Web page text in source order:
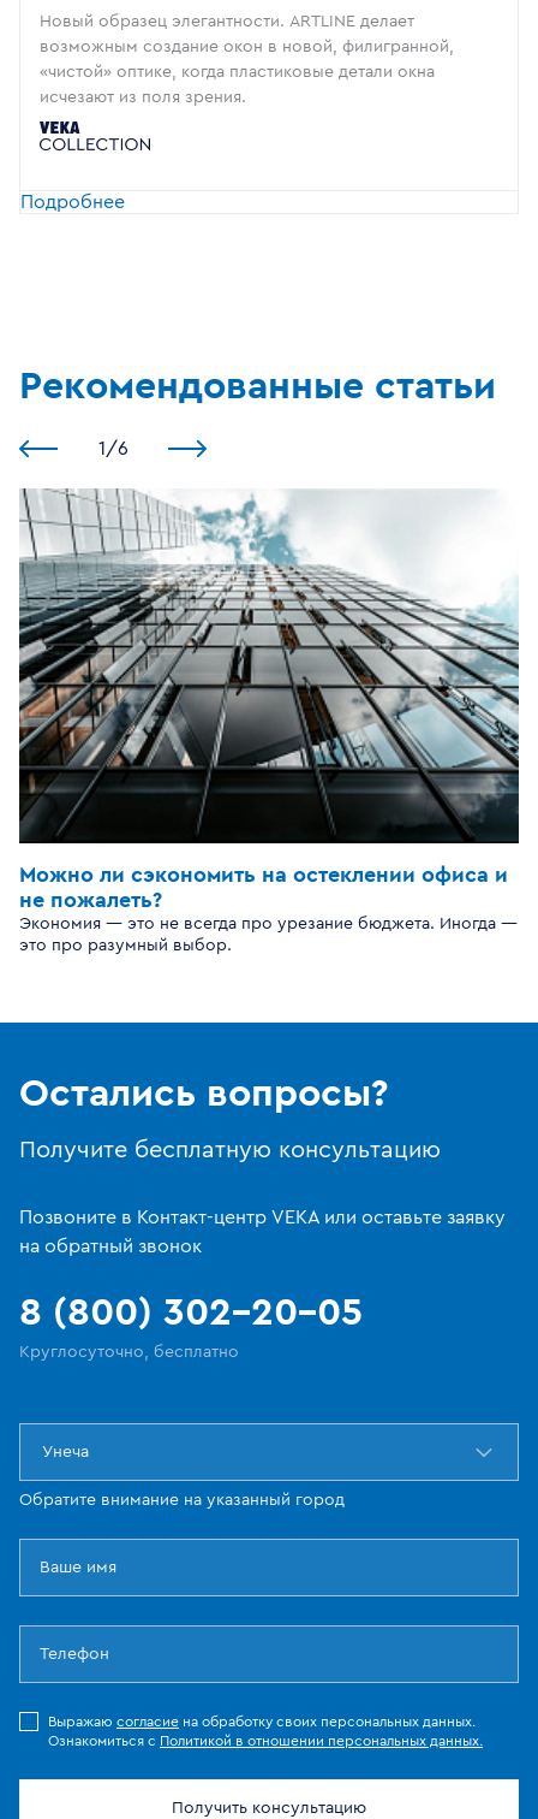
Новый образец элегантности. ARTLINE делает
возможным создание окон в новой, филигранной,
«чистой» оптике, когда пластиковые детали окна
исчезают из поля зрения.
Подробнее
Рекомендованные статьи
1 /6
Можно ли сэкономить на остеклении офиса и
не пожалеть?
Экономия — это не всегда про урезание бюджета. Иногда —
это про разумный выбор.
Остались вопросы?
Получите бесплатную консультацию
Позвоните в Контакт-центр VEKA или оставьте заявку
на обратный звонок
8 (800) 302-20-05
Круглосуточно, бесплатно
Унеча
Обратите внимание на указанный город
Выражаю согласие на обработку своих персональных данных.
Ознакомиться с Политикой в отношении персональных данных.
Получить консультацию